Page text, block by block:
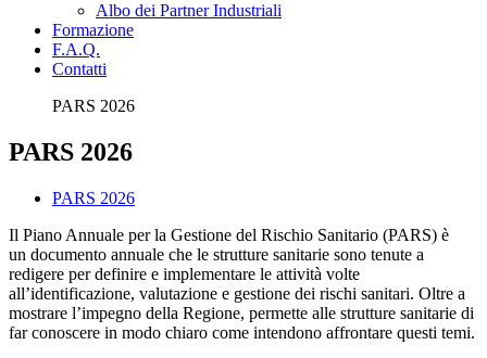
Albo dei Partner Industriali
Formazione
F.A.Q.
Contatti
PARS 2026
PARS 2026
PARS 2026
Il Piano Annuale per la Gestione del Rischio Sanitario (PARS) è
un documento annuale che le strutture sanitarie sono tenute a
redigere per definire e implementare le attività volte
all’identificazione, valutazione e gestione dei rischi sanitari. Oltre a
mostrare l’impegno della Regione, permette alle strutture sanitarie di
far conoscere in modo chiaro come intendono affrontare questi temi.